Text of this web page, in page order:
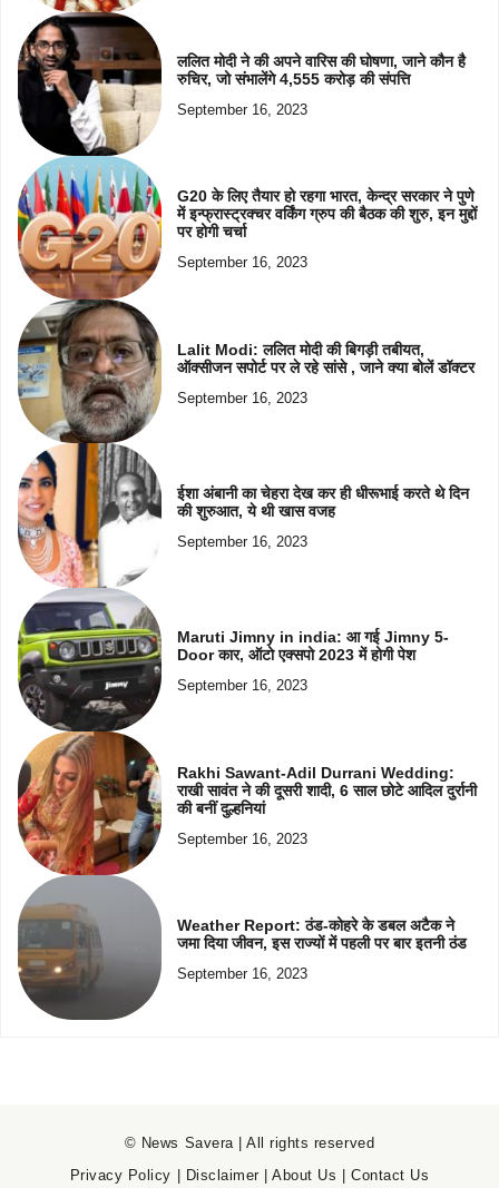
ललित मोदी ने की अपने वारिस की घोषणा, जाने कौन है
रुचिर, जो संभालेंगे 4,555 करोड़ की संपत्ति
September 16, 2023
G20 के लिए तैयार हो रहगा भारत, केन्द्र सरकार ने पुणे
में इन्फ्रास्ट्रक्चर वर्किंग ग्रुप की बैठक की शुरु, इन मुद्दों
पर होगी चर्चा
September 16, 2023
Lalit Modi: ललित मोदी की बिगड़ी तबीयत,
ऑक्सीजन सपोर्ट पर ले रहे सांसे , जाने क्या बोलें डॉक्टर
September 16, 2023
ईशा अंबानी का चेहरा देख कर ही धीरूभाई करते थे दिन
की शुरुआत, ये थी खास वजह
September 16, 2023
Maruti Jimny in india: आ गई Jimny 5-
Door कार, ऑटो एक्सपो 2023 में होगी पेश
September 16, 2023
Rakhi Sawant-Adil Durrani Wedding:
राखी सावंत ने की दूसरी शादी, 6 साल छोटे आदिल दुर्रानी
की बनीं दुल्हनियां
September 16, 2023
Weather Report: ठंड-कोहरे के डबल अटैक ने
जमा दिया जीवन, इस राज्यों में पहली पर बार इतनी ठंड
September 16, 2023
© News Savera | All rights reserved
Privacy Policy | Disclaimer |About Us |Contact Us